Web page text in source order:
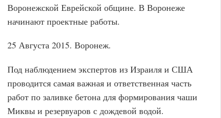
Воронежской Еврейской общине. В Воронеже
начинают проектные работы.
25 Августа 2015. Воронеж.
Под наблюдением экспертов из Израиля и США
проводится самая важная и ответственная часть
работ по заливке бетона для формирования чаши
Миквы и резервуаров с дождевой водой.